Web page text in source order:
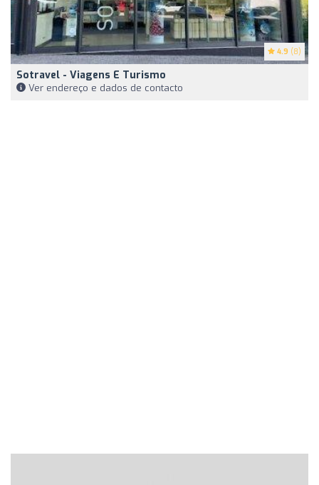
4.9 (8)
Sotravel - Viagens E Turismo
Ver endereço e dados de contacto